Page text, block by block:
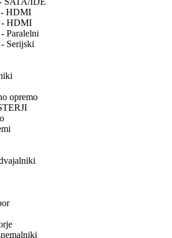
- HDMI
- HDMI
Paralelni
Serijski
opremo